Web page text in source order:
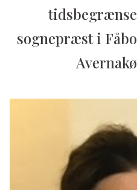
sognepræst i